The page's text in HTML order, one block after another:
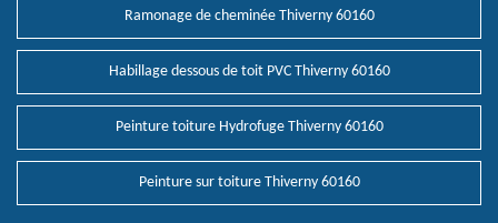
Ramonage de cheminée Thiverny 60160
Habillage dessous de toit PVC Thiverny 60160
Peinture toiture Hydrofuge Thiverny 60160
Peinture sur toiture Thiverny 60160